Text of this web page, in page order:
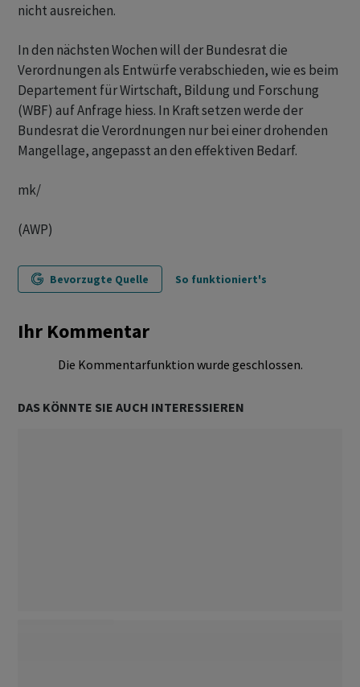
nicht ausreichen.
In den nächsten Wochen will der Bundesrat die
Verordnungen als Entwürfe verabschieden, wie es beim
Departement für Wirtschaft, Bildung und Forschung
(WBF) auf Anfrage hiess. In Kraft setzen werde der
Bundesrat die Verordnungen nur bei einer drohenden
Mangellage, angepasst an den effektiven Bedarf.
mk/
(AWP)
Bevorzugte Quelle So funktioniert's
Ihr Kommentar
Die Kommentarfunktion wurde geschlossen.
DAS KÖNNTE SIE AUCH INTERESSIEREN